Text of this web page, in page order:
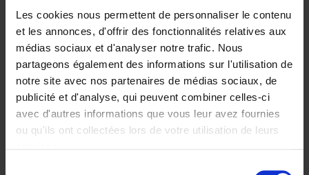
Les cookies nous permettent de personnaliser le contenu
et les annonces, d'offrir des fonctionnalités relatives aux
médias sociaux et d'analyser notre trafic. Nous
partageons également des informations sur l'utilisation de
notre site avec nos partenaires de médias sociaux, de
publicité et d'analyse, qui peuvent combiner celles-ci
avec d'autres informations que vous leur avez fournies
ou qu'ils ont collectées lors de votre utilisation de leurs
Optichannel Retail. Beyond
the Digital Hysteria
Gino Van Ossel
Autre finition
2019 350
€29,99